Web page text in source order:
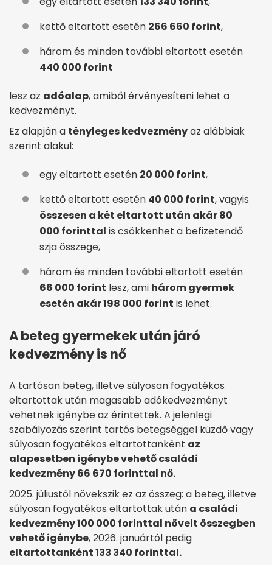
kettő eltartott esetén 266 660 forint,
három és minden további eltartott esetén
440 000 forint
lesz az adóalap, amiből érvényesíteni lehet a
kedvezményt.
Ez alapján a tényleges kedvezményaz alábbiak
szerint alakul:
egy eltartott esetén 20 000 forint,
kettő eltartott esetén 40 000 forint, vagyis
összesen a két eltartott után akár 80
000 forinttal is csökkenhet a befizetendő
szja összege,
három és minden további eltartott esetén
66 000 forint lesz, ami három gyermek
esetén akár 198 000 forint is lehet.
A beteg gyermekek után járó
kedvezmény is nő
A tartósan beteg, illetve súlyosan fogyatékos
eltartottak után magasabb adókedvezményt
vehetnek igénybe az érintettek. A jelenlegi
szabályozás szerint tartós betegséggel küzdő vagy
súlyosan fogyatékos eltartottanként az
alapesetben igénybe vehető családi
kedvezmény 66 670 forinttal nő.
2025. júliustól növekszik ez az összeg: a beteg, illetve
súlyosan fogyatékos eltartottak után a családi
kedvezmény 100 000 forinttal növelt összegben
vehető igénybe, 2026. januártól pedig
eltartottanként 133 340 forinttal.